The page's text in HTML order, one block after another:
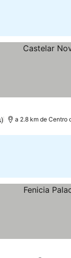
a 2.8 km de Centro